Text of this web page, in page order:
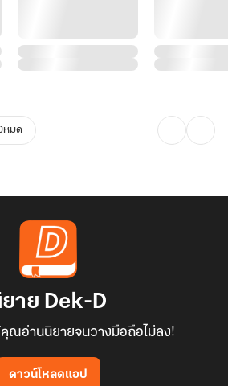
หมด
าย Dek-D
ณอ่านนิยายจนวางมือถือไม่ลง!
ดาวน์โหลดแอป